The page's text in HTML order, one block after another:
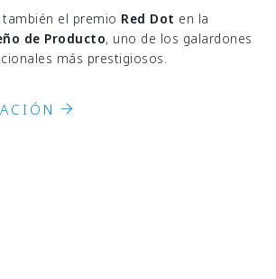
el premio Red Dot en la
de Producto, uno de los galardones
más prestigiosos.